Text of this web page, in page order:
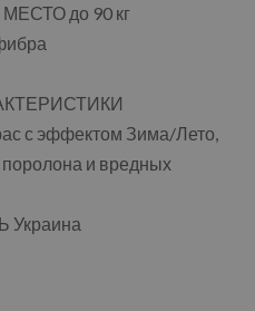
до 90 кг
с эффектом Зима/Лето,
поролона и вредных